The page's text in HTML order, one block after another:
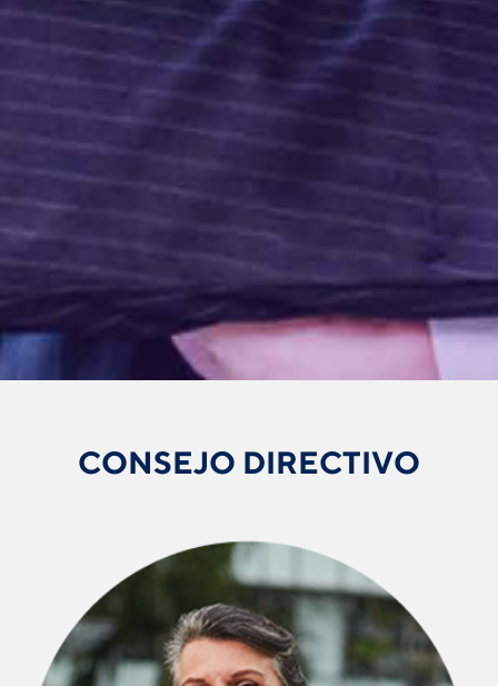
CONSEJO DIRECTIVO